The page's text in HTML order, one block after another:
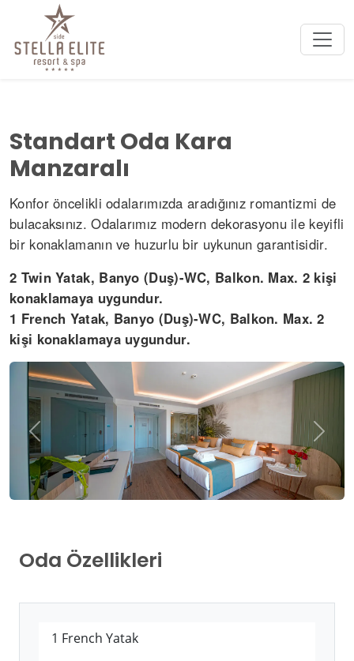
Standart Oda Kara
Manzaralı
Konfor öncelikli odalarımızda aradığınız romantizmi de
bulacaksınız. Odalarımız modern dekorasyonu ile keyifli
bir konaklamanın ve huzurlu bir uykunun garantisidir.
2 Twin Yatak, Banyo (Duş)-WC, Balkon. Max. 2 kişi
konaklamaya uygundur.
1 French Yatak, Banyo (Duş)-WC, Balkon. Max. 2
kişi konaklamaya uygundur.
Oda Özellikleri
1 French Yatak